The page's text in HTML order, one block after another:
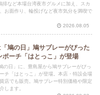
排など本場台湾夜市グルメに加え、スカ
お面作り、輪投げなど夜市気分を満喫で
2026.08.05
「鳩の日」鳩サブレーがぴった
ポーチ「はとっこ」が登場
の日」に、豊島屋から鳩サブレーがぴっ
チ「はとっこ」が登場。本店・特設会場
店でも販売。鳩サブレー特別価格や限定
します。